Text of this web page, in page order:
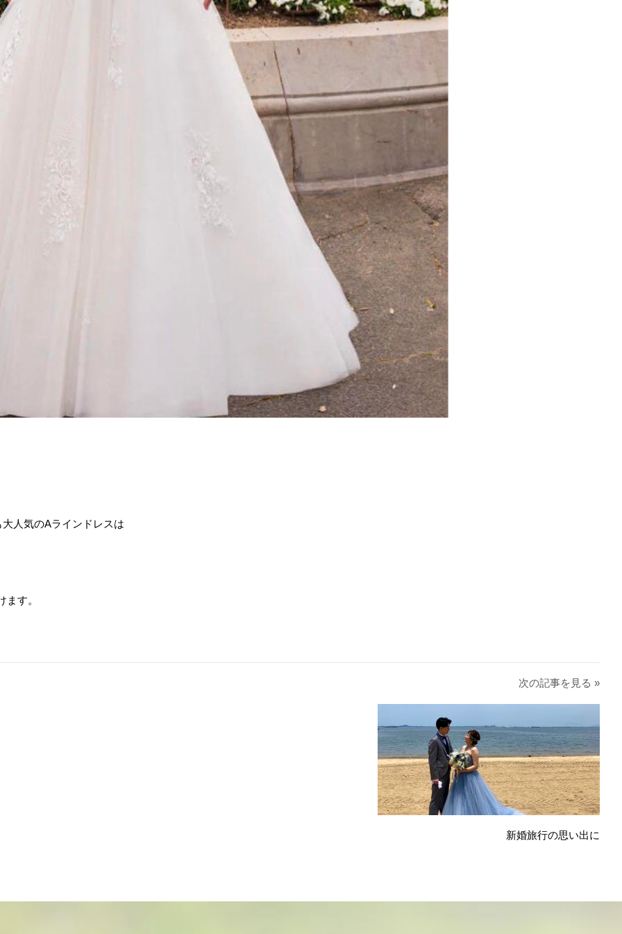
人気のAラインドレスは
す。
次の記事を見る »
新婚旅行の思い出に